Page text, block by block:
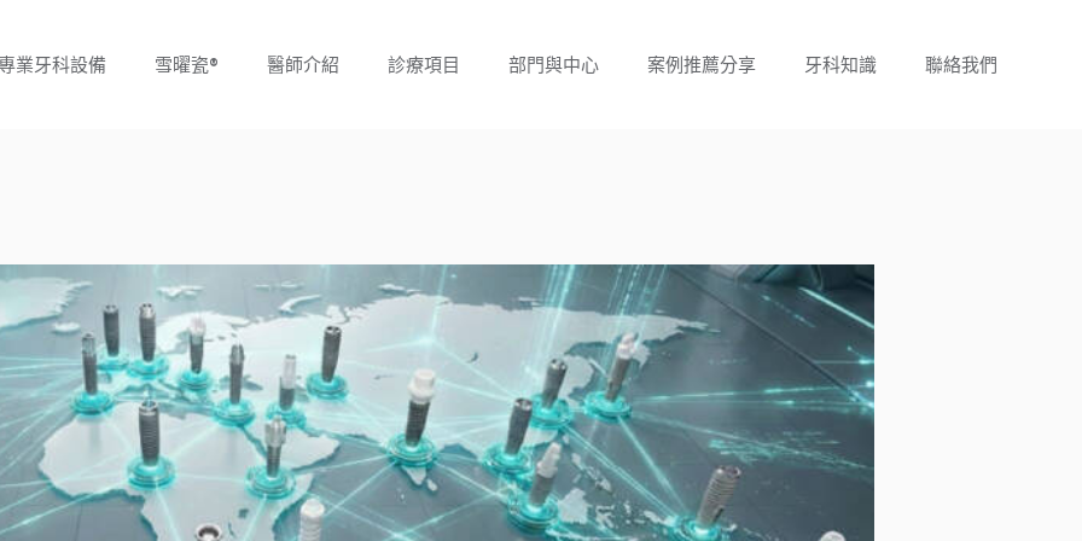
業牙科設備 雪曜瓷® 醫師介紹 診療項目 部門與中心 案例推薦分享 牙科知識 聯絡我們